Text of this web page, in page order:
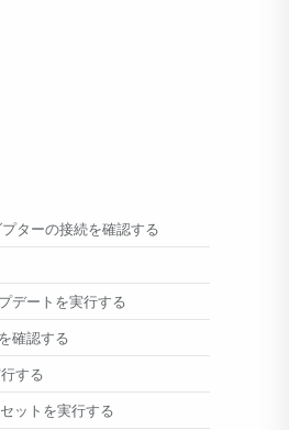
ターの接続を確認する
デートを実行する
確認する
する
ットを実行する